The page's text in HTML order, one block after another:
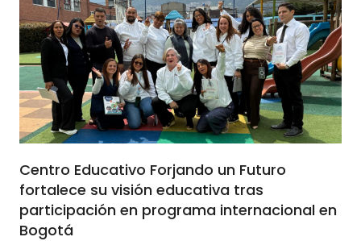
Centro Educativo Forjando un Futuro
fortalece su visión educativa tras
participación en programa internacional en
Bogotá